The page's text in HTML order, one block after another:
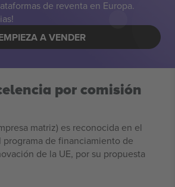
de reventa en Europa.
A VENDER
por comisión
matriz) es reconocida en el
de financiamiento de
de la UE, por su propuesta